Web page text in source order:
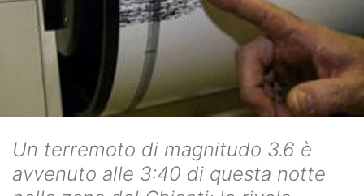
Un terremoto di magnitudo 3.6 è
avvenuto alle 3:40 di questa notte